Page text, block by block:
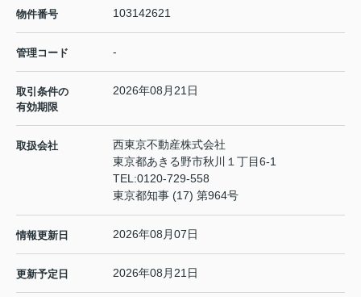
物件番号 103142621
管理コード -
取引条件の
有効期限
2026年08月21日
取扱会社
西東京不動産株式会社
東京都あきる野市秋川１丁目6-1
TEL:0120-729-558
東京都知事 (17) 第964号
情報更新日 2026年08月07日
更新予定日 2026年08月21日